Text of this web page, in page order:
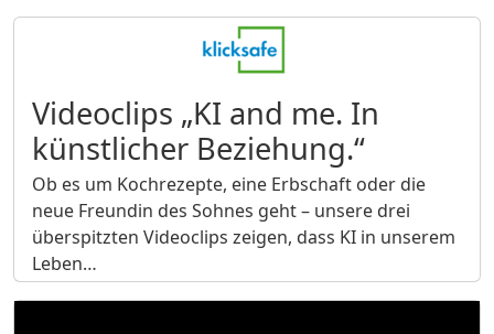
Videoclips „KI and me. In
künstlicher Beziehung.“
Ob es um Kochrezepte, eine Erbschaft oder die
neue Freundin des Sohnes geht – unsere drei
überspitzten Videoclips zeigen, dass KI in unserem
Leben…